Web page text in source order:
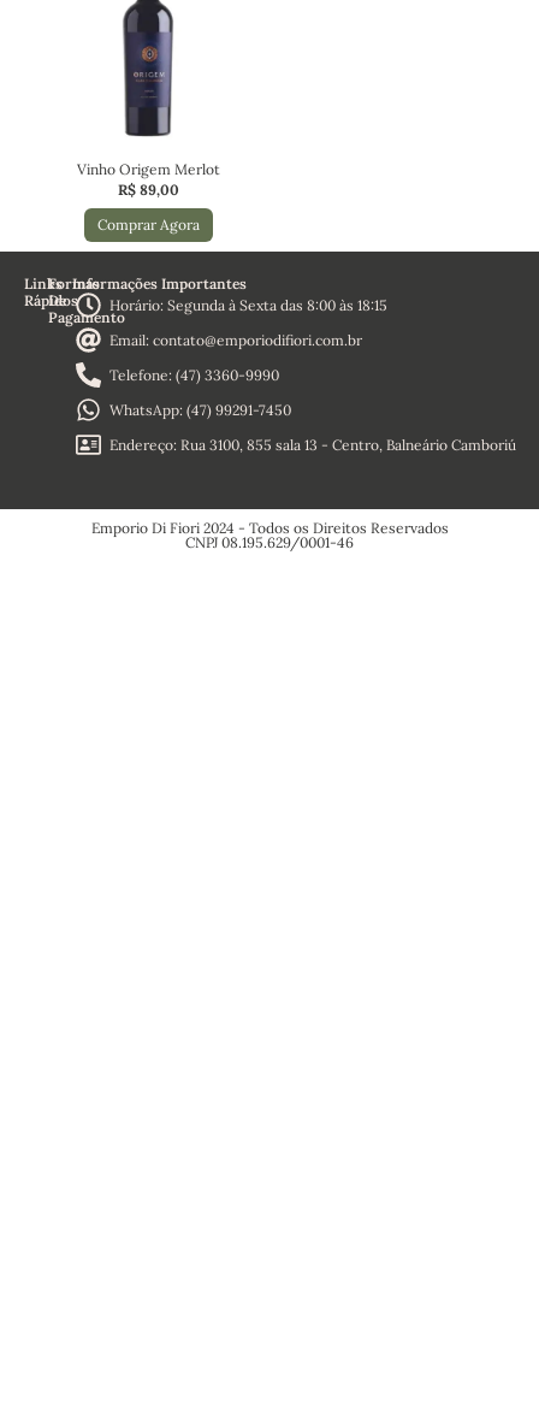
Vinho Origem Merlot
R$89,00
Comprar Agora
Links
Rápidos
Termos e
Condições
Política de
Reembolso
Formas
De
Pagamento
Informações Importantes
Horário: Segunda à Sexta das 8:00 às 18:15
Email: contato@emporiodifiori.com.br
Telefone: (47) 3360-9990
WhatsApp: (47) 99291-7450
Endereço: Rua 3100, 855 sala 13 - Centro, Balneário Camboriú
Emporio Di Fiori 2024 - Todos os Direitos Reservados
CNPJ 08.195.629/0001-46